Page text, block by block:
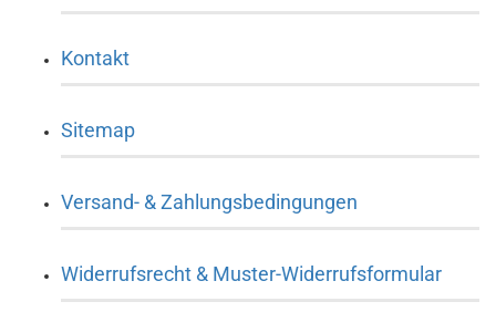
Kontakt
Sitemap
Versand- & Zahlungsbedingungen
Widerrufsrecht & Muster-Widerrufsformular